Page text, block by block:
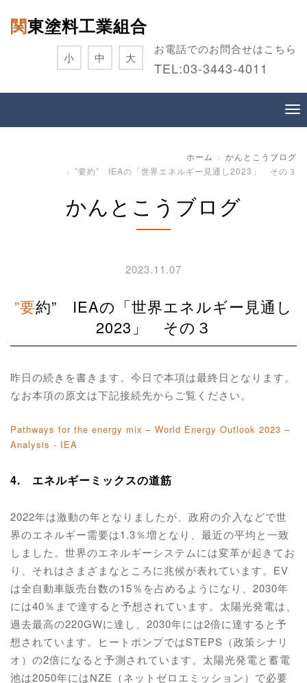
関東塗料工業組合
お電話でのお問合せはこちら
TEL:03-3443-4011
小 中 大
ホーム
かんとこうブログ
”要約” IEAの「世界エネルギー見通し2023」 その３
かんとこうブログ
2023.11.07
”要約” IEAの「世界エネルギー見通し
2023」 その３
昨日の続きを書きます。今日で本項は最終日となります。
なお本項の原文は下記接続先からご覧ください。
Pathways for the energy mix – World Energy Outlook 2023 –
Analysis - IEA
4. エネルギーミックスの道筋
2022年は激動の年となりましたが、政府の介入などで世
界のエネルギー需要は1.3％増となり、最近の平均と一致
しました。世界のエネルギーシステムには変革が起きてお
り、それはさまざまなところに兆候が表れています。EV
は全自動車販売台数の15％を占めるようになり、2030年
には40％まで達すると予想されています。太陽光発電は、
過去最高の220GWに達し、2030年には2倍に達すると予
想されています。ヒートポンプではSTEPS（政策シナリ
オ）の2倍になると予測されています。太陽光発電と蓄電
池は2050年にはNZE（ネットゼロエミッション）で必要